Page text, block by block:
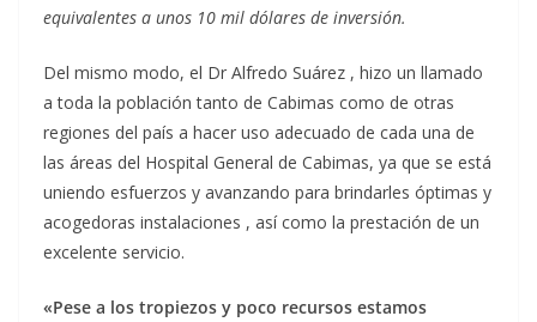
equivalentes a unos 10 mil dólares de inversión.
Del mismo modo, el Dr Alfredo Suárez , hizo un llamado
a toda la población tanto de Cabimas como de otras
regiones del país a hacer uso adecuado de cada una de
las áreas del Hospital General de Cabimas, ya que se está
uniendo esfuerzos y avanzando para brindarles óptimas y
acogedoras instalaciones , así como la prestación de un
excelente servicio.
«Pese a los tropiezos y poco recursos estamos